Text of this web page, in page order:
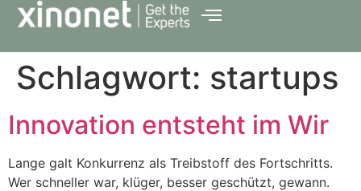
Schlagwort: startups
Innovation entsteht im Wir
Lange galt Konkurrenz als Treibstoff des Fortschritts.
Wer schneller war, klüger, besser geschützt, gewann.